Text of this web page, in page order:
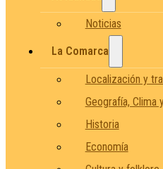
Noticias
La Comarca
Localización y
Geografía, Clima
Historia
Economía